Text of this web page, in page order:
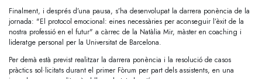
Finalment, i després d’una pausa, s’ha desenvolupat la darrera ponència de la
jornada: "El protocol emocional: eines necessàries per aconseguir l’èxit de la
nostra professió en el futur" a càrrec de la Natàlia Mir, màster en coaching i
lideratge personal per la Universitat de Barcelona.
Per demà està previst realitzar la darrera ponència i la resolució de casos
pràctics sol·licitats durant el primer Fòrum per part dels assistents, en una